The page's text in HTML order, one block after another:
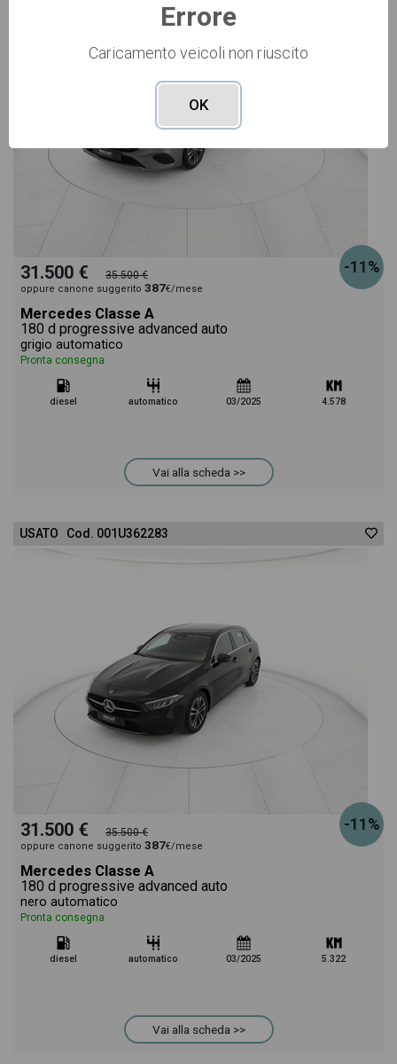
-11%
31.500 € 35.500 €
oppure canone suggerito 387€/mese
Mercedes Classe A
180 d progressive advanced auto
grigio automatico
Pronta consegna
diesel automatico 03/2025 4.578
Vai alla scheda >>
USATO Cod. 001U362283
-11%
31.500 € 35.500 €
oppure canone suggerito 387€/mese
Mercedes Classe A
180 d progressive advanced auto
nero automatico
Pronta consegna
diesel automatico 03/2025 5.322
Vai alla scheda >>
Errore
Caricamento veicoli non riuscito
OK